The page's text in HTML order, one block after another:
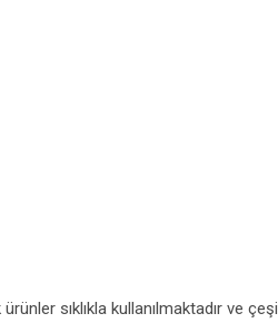
sıklıkla kullanılmaktadır ve